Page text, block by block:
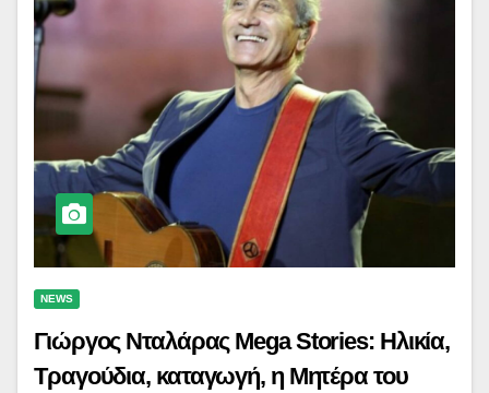
NEWS
Γιώργος Νταλάρας Mega Stories: Hλικία,
Τραγούδια, καταγωγή, η Μητέρα του